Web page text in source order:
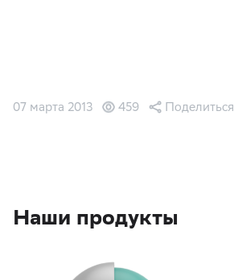
07 марта 2013 459 Поделиться
Наши продукты